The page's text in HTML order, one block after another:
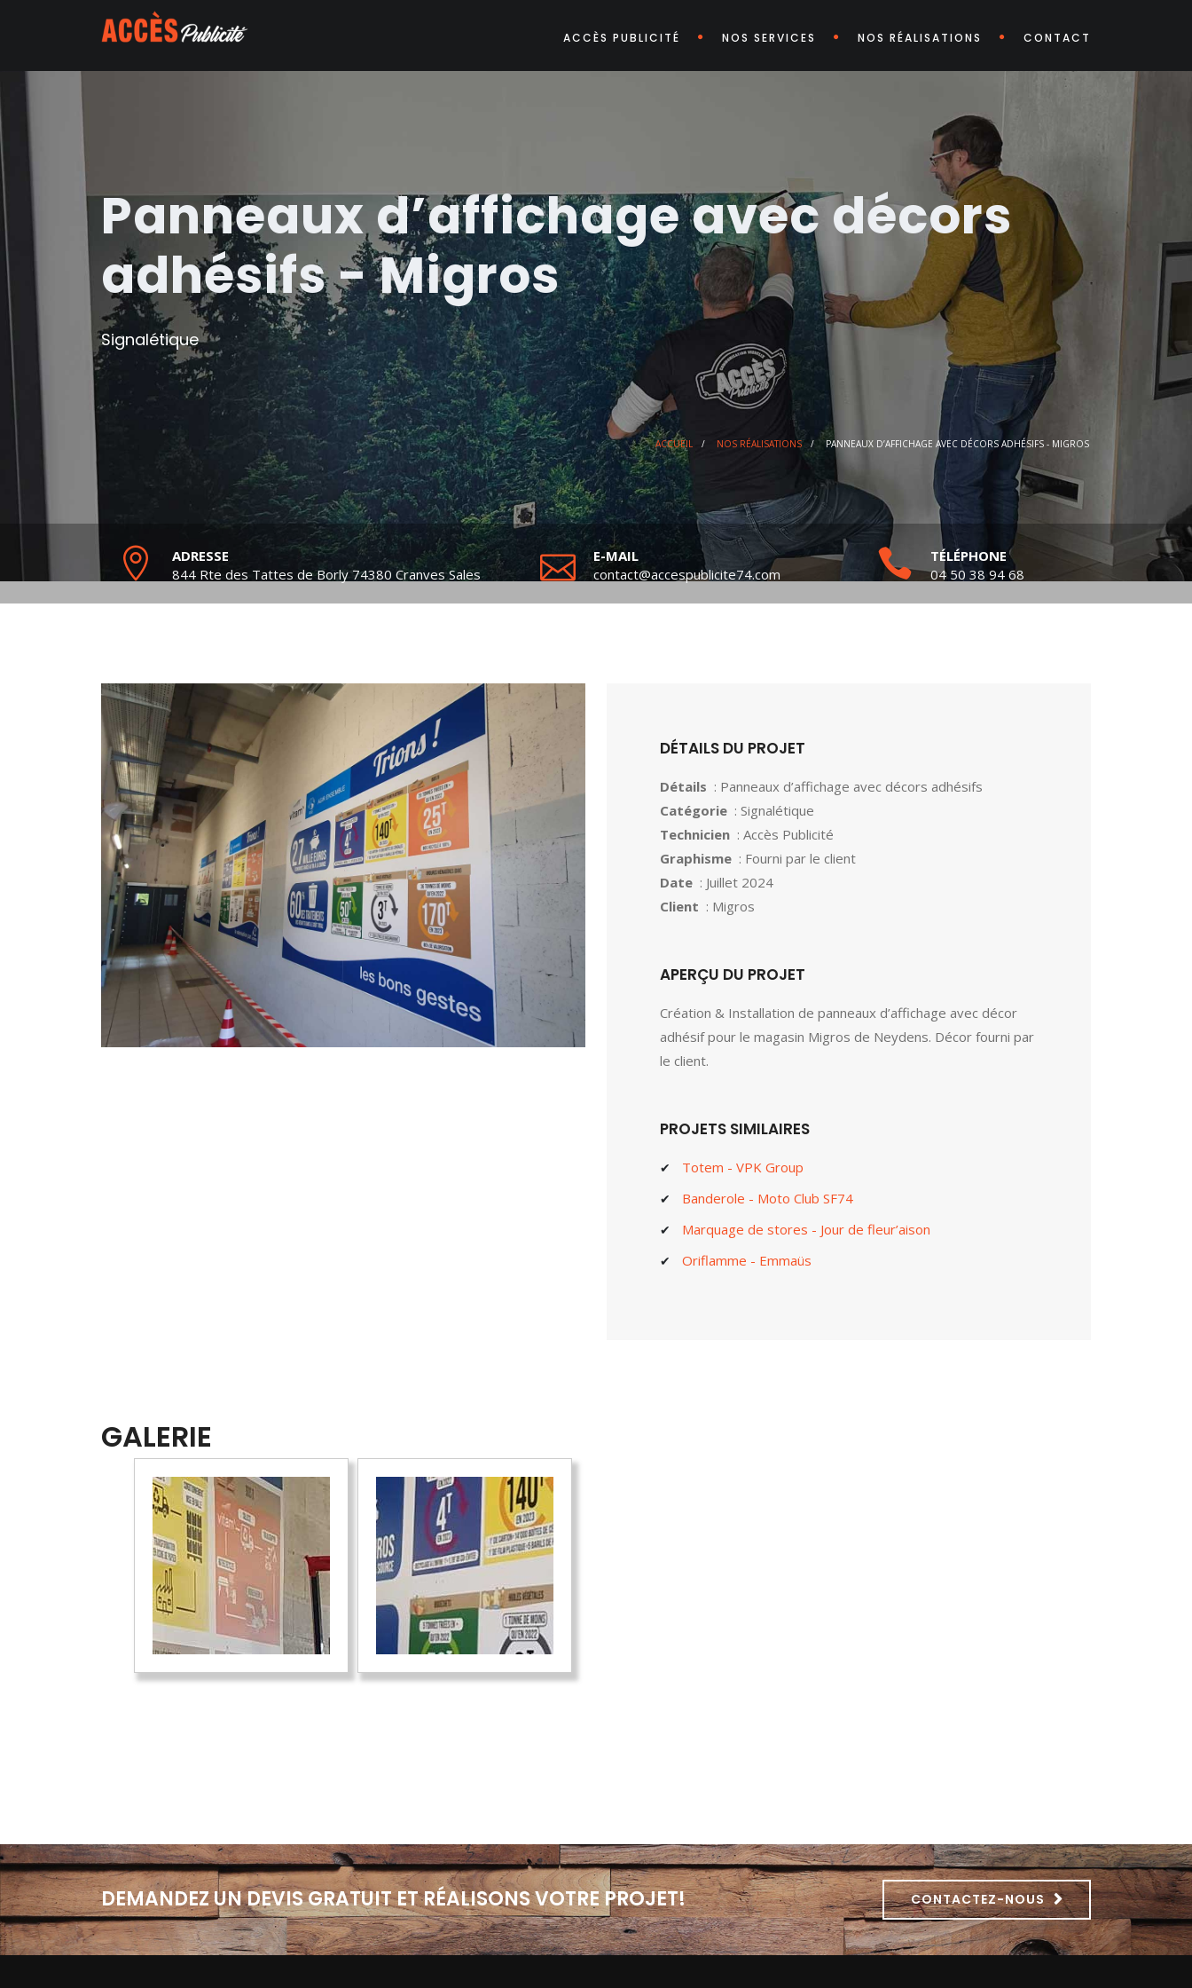
ACCÈS PUBLICITÉ NOS SERVICES NOS RÉALISATIONS CONTACT
Panneaux d’affichage avec décors
adhésifs - Migros
Signalétique
ACCUEIL / NOS RÉALISATIONS / PANNEAUX D’AFFICHAGE AVEC DÉCORS ADHÉSIFS - MIGROS
ADRESSE
844 Rte des Tattes de Borly 74380 Cranves Sales
E-MAIL
contact@accespublicite74.com
TÉLÉPHONE
04 50 38 94 68
DÉTAILS DU PROJET
Détails : Panneaux d’affichage avec décors adhésifs
Catégorie : Signalétique
Technicien : Accès Publicité
Graphisme : Fourni par le client
Date : Juillet 2024
Client : Migros
APERÇU DU PROJET
Création & Installation de panneaux d’affichage avec décor
adhésif pour le magasin Migros de Neydens. Décor fourni par
le client.
PROJETS SIMILAIRES
Totem - VPK Group
Banderole - Moto Club SF74
Marquage de stores - Jour de fleur’aison
Oriflamme - Emmaüs
GALERIE
DEMANDEZ UN DEVIS GRATUIT ET RÉALISONS VOTRE PROJET! CONTACTEZ-NOUS